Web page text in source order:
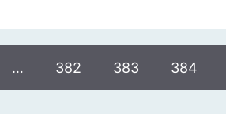
… 382 383 384